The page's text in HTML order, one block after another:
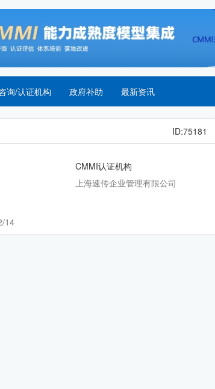
询/认证机构 政府补助 最新资讯
ID:75181
CMMI认证机构
上海速传企业管理有限公司
14